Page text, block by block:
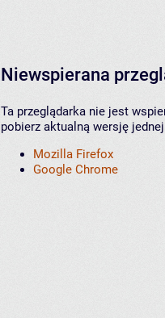
Niewspierana
Ta przeglądarka nie jest
pobierz aktualną wersję
Mozilla Firefox
Google Chrome